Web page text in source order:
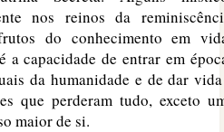
nos reinos da
do conhecimento em
a capacidade de entrar em
da humanidade e de dar
que perderam tudo, exceto
maior de si.